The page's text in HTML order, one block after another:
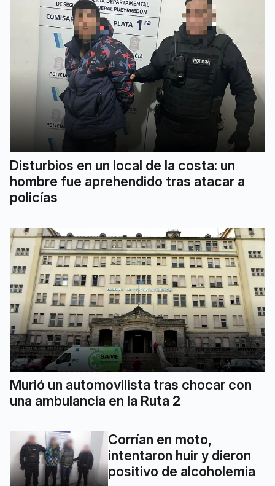
Disturbios en un local de la costa: un
hombre fue aprehendido tras atacar a
policías
Murió un automovilista tras chocar con
una ambulancia en la Ruta 2
Corrían en moto,
intentaron huir y dieron
positivo de alcoholemia